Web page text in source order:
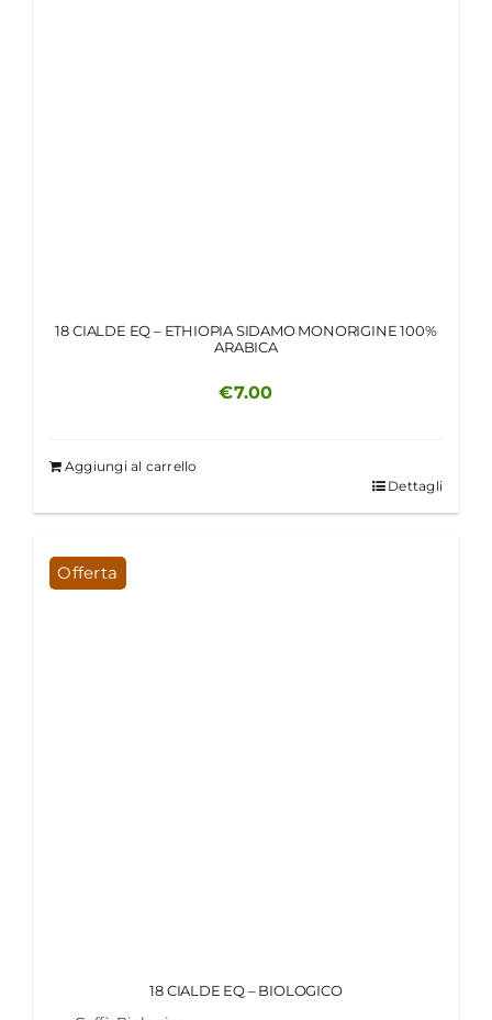
18 CIALDE EQ – ETHIOPIA SIDAMO MONORIGINE 100%
ARABICA
€7.00
Aggiungi al carrello
Dettagli
Offerta
18 CIALDE EQ – BIOLOGICO